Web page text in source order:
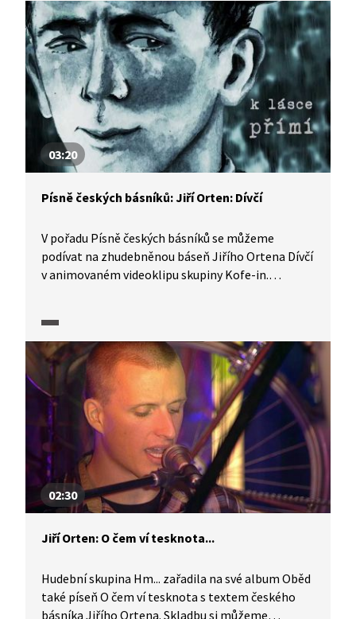
03:20
Písně českých básníků: Jiří Orten: Dívčí
V pořadu Písně českých básníků se můžeme
podívat na zhudebněnou báseň Jiřího Ortena Dívčí
v animovaném videoklipu skupiny Kofe-in.
pohádkou Čarodějův učeň, vytvořila opavská
výtvarnice Kristýna Krahulcová.
02:30
Jiří Orten: O čem ví tesknota...
Hudební skupina Hm... zařadila na své album Oběd
také píseň O čem ví tesknota s textem českého
básníka Jiřího Ortena. Skladbu si můžeme